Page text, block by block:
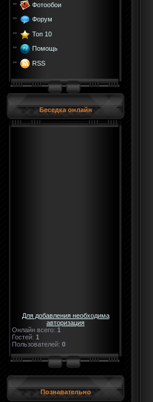
Фотообои
Форум
Топ 10
Помощь
RSS
Беседка онлайн
Для добавления необходима
авторизация
Онлайн всего: 1
Гостей: 1
Пользователей: 0
Познавательно